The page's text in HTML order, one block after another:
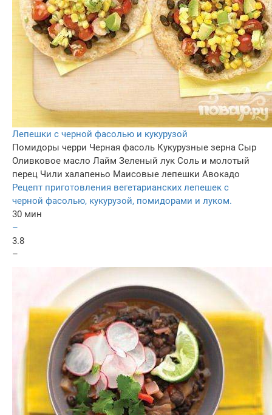
Лепешки с черной фасолью и кукурузой
Помидоры черри Черная фасоль Кукурузные зерна Сыр
Оливковое масло Лайм Зеленый лук Соль и молотый
перец Чили халапеньо Маисовые лепешки Авокадо
Рецепт приготовления вегетарианских лепешек с
черной фасолью, кукурузой, помидорами и луком.
30 мин
–
3.8
–